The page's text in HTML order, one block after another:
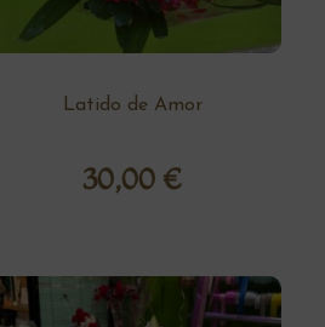
Latido de Amor
30,00 €